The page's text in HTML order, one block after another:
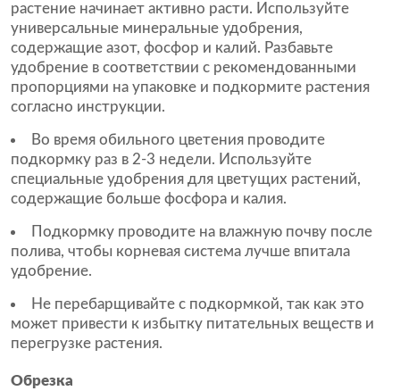
растение начинает активно расти. Используйте
универсальные минеральные удобрения,
содержащие азот, фосфор и калий. Разбавьте
удобрение в соответствии с рекомендованными
пропорциями на упаковке и подкормите растения
согласно инструкции.
Во время обильного цветения проводите
подкормку раз в 2-3 недели. Используйте
специальные удобрения для цветущих растений,
содержащие больше фосфора и калия.
Подкормку проводите на влажную почву после
полива, чтобы корневая система лучше впитала
удобрение.
Не перебарщивайте с подкормкой, так как это
может привести к избытку питательных веществ и
перегрузке растения.
Обрезка